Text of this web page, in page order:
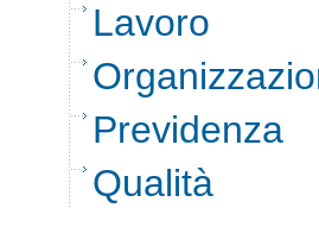
Lavoro
Previdenza
Qualità